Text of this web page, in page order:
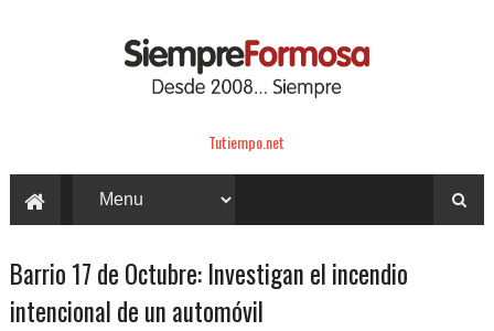
Tutiempo.net
Barrio 17 de Octubre: Investigan el incendio
intencional de un automóvil